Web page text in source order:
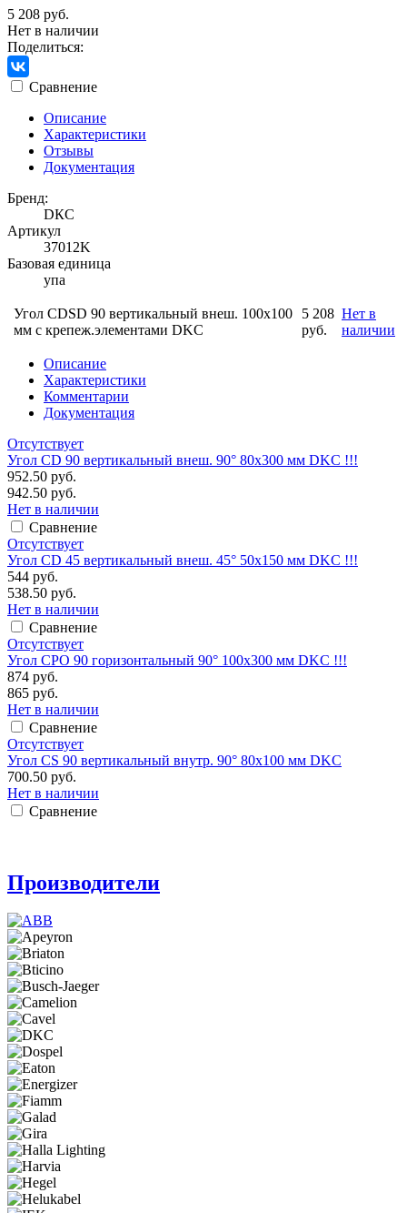
5 208 руб.
Нет в наличии
Поделиться:
Сравнение
Описание
Характеристики
Отзывы
Документация
Бренд:
DКС
Артикул
37012K
Базовая единица
упа
Угол CDSD 90 вертикальный внеш. 100х100
мм с крепеж.элементами DKC
5 208
руб.
Нет в
наличии
Описание
Характеристики
Комментарии
Документация
Отсутствует
Угол CD 90 вертикальный внеш. 90° 80х300 мм DKC !!!
952.50 руб.
942.50 руб.
Нет в наличии
Сравнение
Отсутствует
Угол CD 45 вертикальный внеш. 45° 50х150 мм DKC !!!
544 руб.
538.50 руб.
Нет в наличии
Сравнение
Отсутствует
Угол CPO 90 горизонтальный 90° 100х300 мм DKC !!!
874 руб.
865 руб.
Нет в наличии
Сравнение
Отсутствует
Угол CS 90 вертикальный внутр. 90° 80х100 мм DKC
700.50 руб.
Нет в наличии
Сравнение
Производители